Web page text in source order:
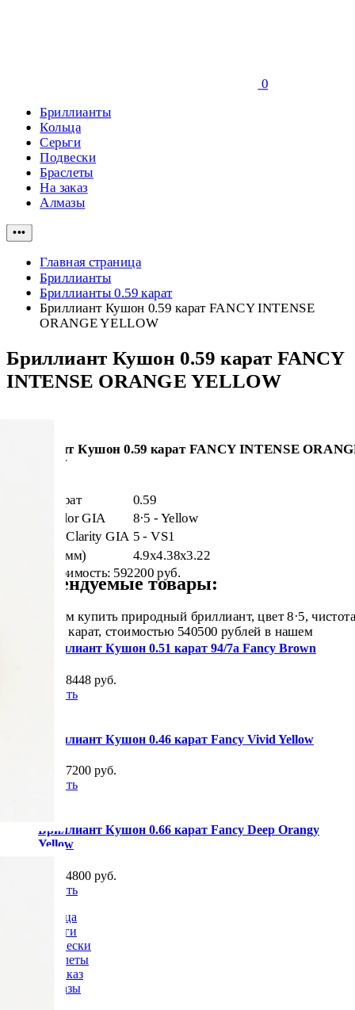
0
Бриллианты
Кольца
Серьги
Подвески
Браслеты
На заказ
Алмазы
•••
Главная страница
Бриллианты
Бриллианты 0.59 карат
Бриллиант Кушон 0.59 карат FANCY INTENSE
ORANGE YELLOW
Бриллиант Кушон 0.59 карат FANCY
INTENSE ORANGE YELLOW
Бриллиант Кушон 0.59 карат FANCY INTENSE
YELLOW
Масса, карат 0.59
Цвет - Color GIA
8·5 - Yellow
Чистота - Clarity GIA 5 - VS1
Размеры (мм) 4.9x4.38x3.22
Общая стоимость: 592200 руб.
Предлагаем купить природный бриллиант, цвет 8·5,
5, вес 0.59 карат, стоимостью 540500 рублей в нашем
Рекомендуемые товары:
Бриллиант Кушон 0.51 карат 94/7а Fancy Brown
от 308448 руб.
Купить
Бриллиант Кушон 0.46 карат Fancy Vivid Yellow
от 277200 руб.
Купить
Бриллиант Кушон 0.66 карат Fancy Deep Orangy
Yellow
от 604800 руб.
Купить
Кольца
Серьги
Подвески
Браслеты
На заказ
Алмазы